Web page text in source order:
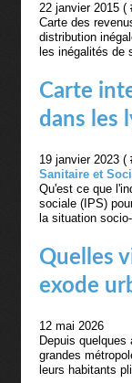
22 janvier 2015 (
Carte des
distribution
les inégalités de
Carte
dans les
19 janvier 2023 (
Sanitaire et
Qu'est ce que
sociale (IPS)
la situation
Quelles
exode
12 mai 2026
Depuis
grandes
leurs habitants